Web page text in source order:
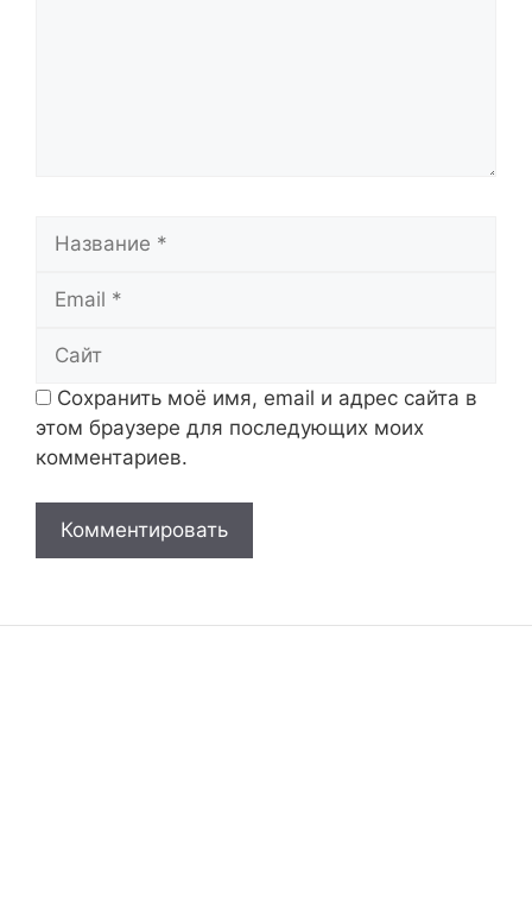
Сохранить моё имя, email и адрес сайта в
этом браузере для последующих моих
комментариев.